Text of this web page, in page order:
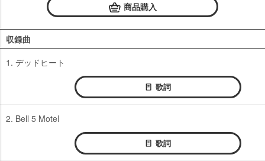
商品購入
収録曲
1. デッドヒート
歌詞
2. Bell 5 Motel
歌詞